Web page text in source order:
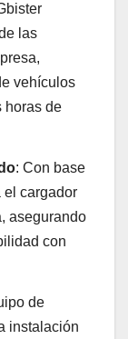
las
vehículos
horas de
: Con base
el cargador
asegurando
con
de
instalación